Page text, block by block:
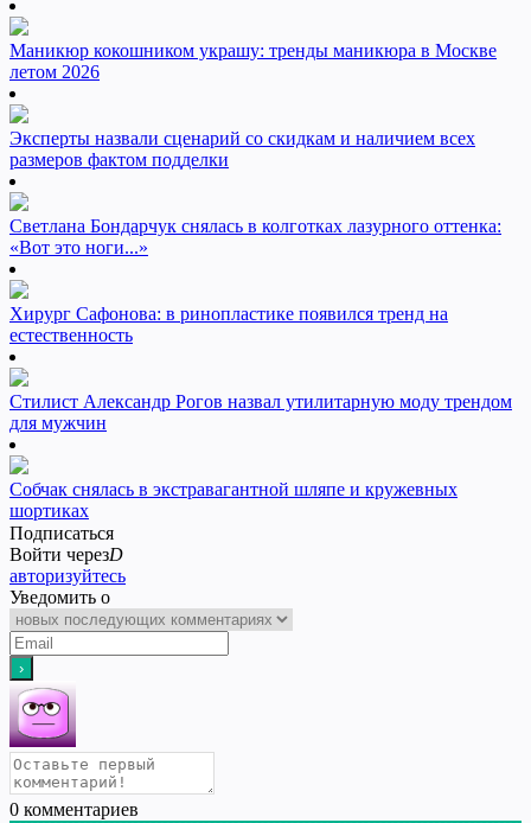
Маникюр кокошником украшу: тренды маникюра в Москве
летом 2026
Эксперты назвали сценарий со скидкам и наличием всех
размеров фактом подделки
Светлана Бондарчук снялась в колготках лазурного оттенка:
«Вот это ноги...»
Хирург Сафонова: в ринопластике появился тренд на
естественность
Стилист Александр Рогов назвал утилитарную моду трендом
для мужчин
Собчак снялась в экстравагантной шляпе и кружевных
шортиках
Подписаться
Войти черезD
авторизуйтесь
Уведомить о
0 комментариев